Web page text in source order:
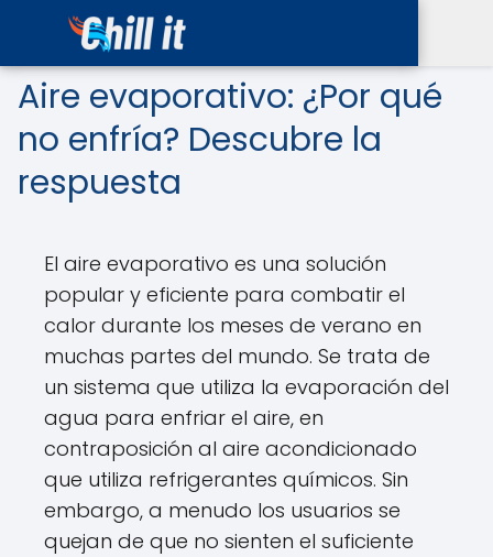
Aire evaporativo: ¿Por qué
no enfría? Descubre la
respuesta
El aire evaporativo es una solución
popular y eficiente para combatir el
calor durante los meses de verano en
muchas partes del mundo. Se trata de
un sistema que utiliza la evaporación del
agua para enfriar el aire, en
contraposición al aire acondicionado
que utiliza refrigerantes químicos. Sin
embargo, a menudo los usuarios se
quejan de que no sienten el suficiente